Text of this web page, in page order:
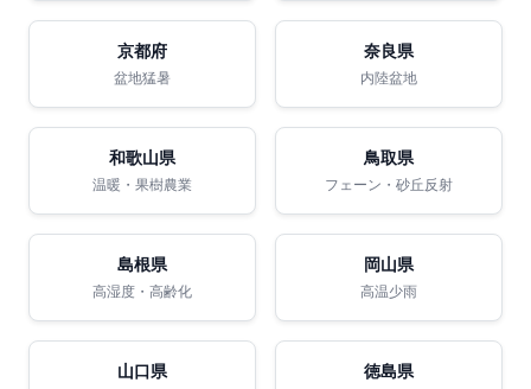
京都府
盆地猛暑
奈良県
内陸盆地
和歌山県
温暖・果樹農業
鳥取県
フェーン・砂丘反射
島根県
高湿度・高齢化
岡山県
高温少雨
山口県 徳島県